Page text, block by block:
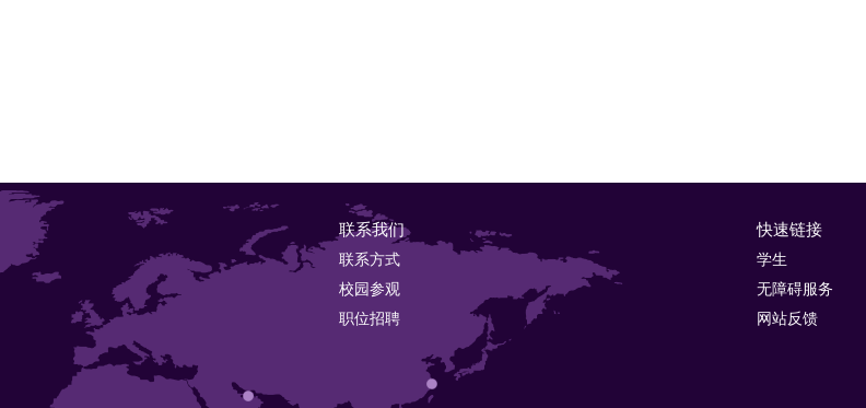
联系我们
联系方式
校园参观
职位招聘
快速链接
学生
无障碍服务
网站反馈